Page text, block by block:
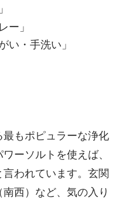
ー」
い・手洗い」
もポピュラーな浄化
ーソルトを使えば、
われています。玄関
西）など、気の入り